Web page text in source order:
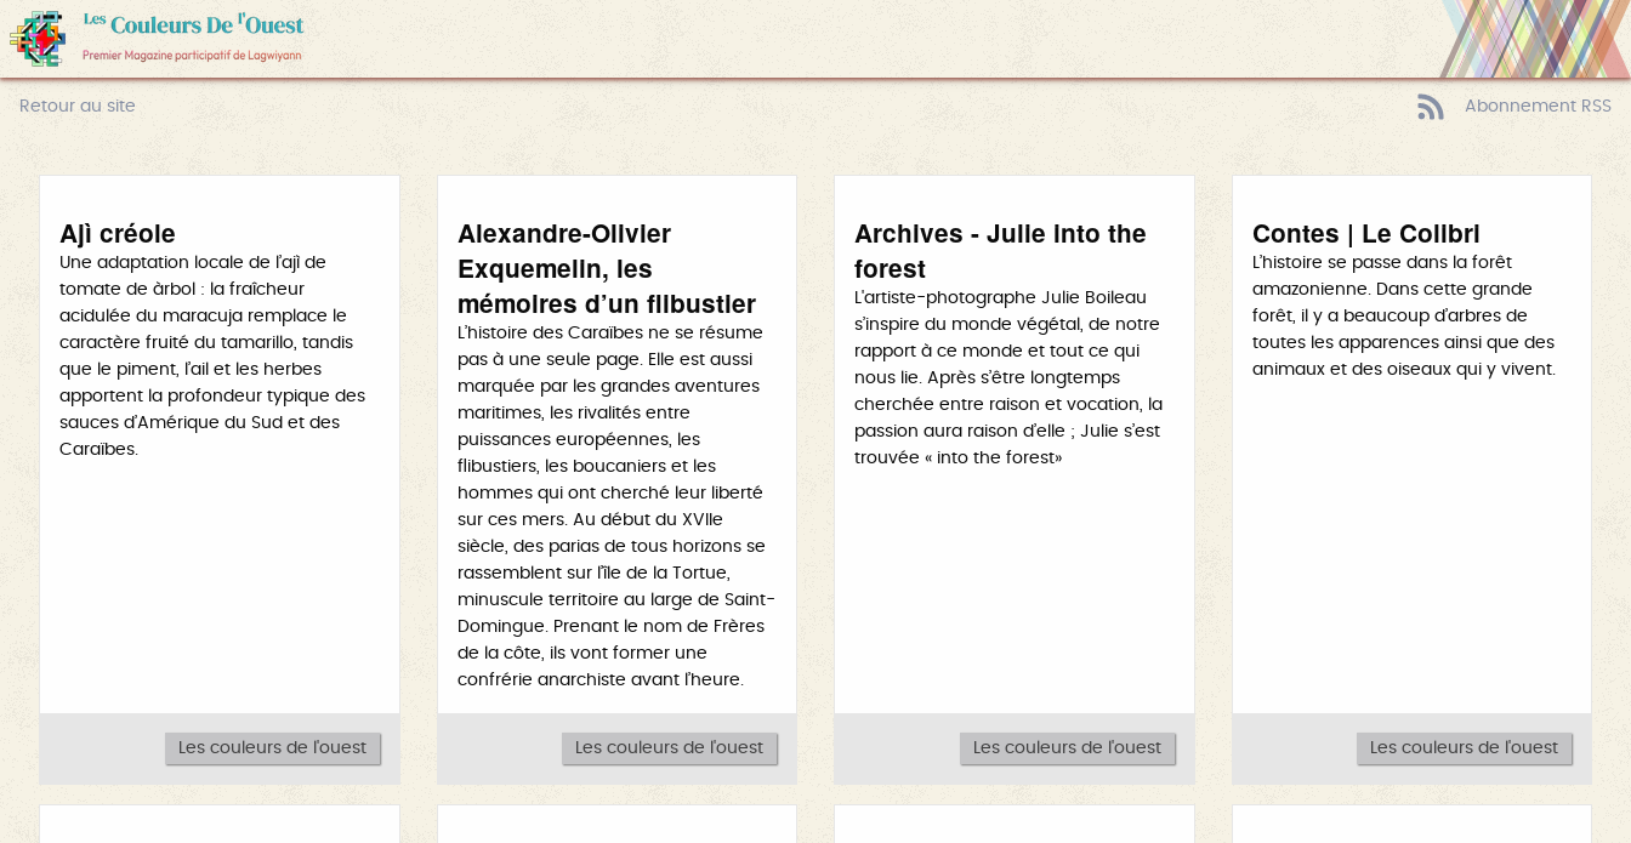
Retour au site Abonnement RSS
Ajì créole
Une adaptation locale de l’ajì de
tomate de àrbol : la fraîcheur
acidulée du maracuja remplace le
caractère fruité du tamarillo, tandis
que le piment, l’ail et les herbes
apportent la profondeur typique des
sauces d’Amérique du Sud et des
Caraïbes.
Les couleurs de l'ouest
Alexandre-Olivier
Exquemelin, les
mémoires d’un flibustier
L’histoire des Caraïbes ne se résume
pas à une seule page. Elle est aussi
marquée par les grandes aventures
maritimes, les rivalités entre
puissances européennes, les
flibustiers, les boucaniers et les
hommes qui ont cherché leur liberté
sur ces mers. Au début du XVIIe
siècle, des parias de tous horizons se
rassemblent sur l’île de la Tortue,
minuscule territoire au large de Saint-
Domingue. Prenant le nom de Frères
de la côte, ils vont former une
confrérie anarchiste avant l’heure.
Les couleurs de l'ouest
Archives - Julie into the
forest
L'artiste-photographe Julie Boileau
s’inspire du monde végétal, de notre
rapport à ce monde et tout ce qui
nous lie. Après s’être longtemps
cherchée entre raison et vocation, la
passion aura raison d’elle ; Julie s’est
trouvée « into the forest»
Les couleurs de l'ouest
Contes | Le Colibri
L’histoire se passe dans la forêt
amazonienne. Dans cette grande
forêt, il y a beaucoup d’arbres de
toutes les apparences ainsi que des
animaux et des oiseaux qui y vivent.
Les couleurs de l'ouest